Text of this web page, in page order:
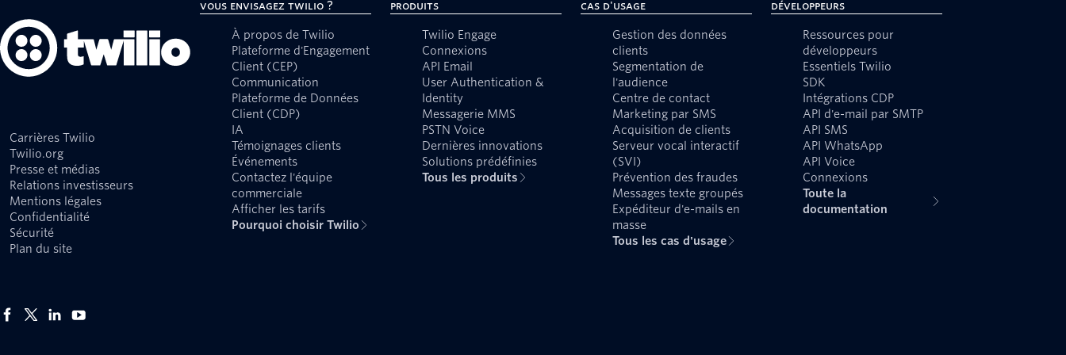
Carrières Twilio
Twilio.org
Presse et médias
Relations investisseurs
Mentions légales
Confidentialité
Sécurité
Plan du site
Vous envisagez Twilio ?
À propos de Twilio
Plateforme d'Engagement
Client (CEP)
Communication
Plateforme de Données
Client (CDP)
IA
Témoignages clients
Événements
Contactez l'équipe
commerciale
Afficher les tarifs
Pourquoi choisir Twilio
Produits
Twilio Engage
Connexions
API Email
User Authentication &
Identity
Messagerie MMS
PSTN Voice
Dernières innovations
Solutions prédéfinies
Tous les produits
Cas d'usage
Gestion des données
clients
Segmentation de
l'audience
Centre de contact
Marketing par SMS
Acquisition de clients
Serveur vocal interactif
(SVI)
Prévention des fraudes
Messages texte groupés
Expéditeur d'e-mails en
masse
Tous les cas d'usage
Développeurs
Ressources pour
développeurs
Essentiels Twilio
SDK
Intégrations CDP
API d'e-mail par SMTP
API SMS
API WhatsApp
API Voice
Connexions
Toute la
documentation